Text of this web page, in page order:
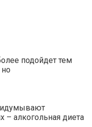
подойдет тем
– алкогольная диета